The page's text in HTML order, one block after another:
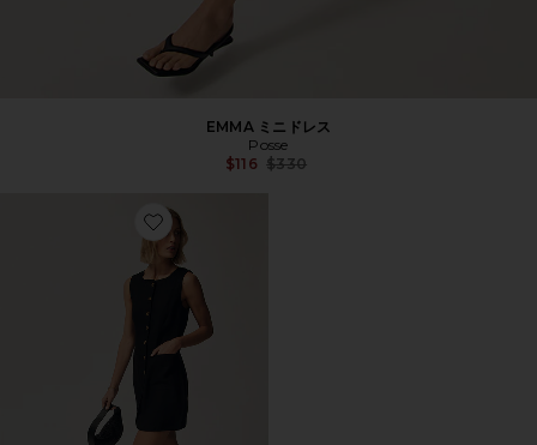
EMMA ミニドレス
Posse
$116 Previous price:
$330
Favorite 90年代風タンクトップミニドレス